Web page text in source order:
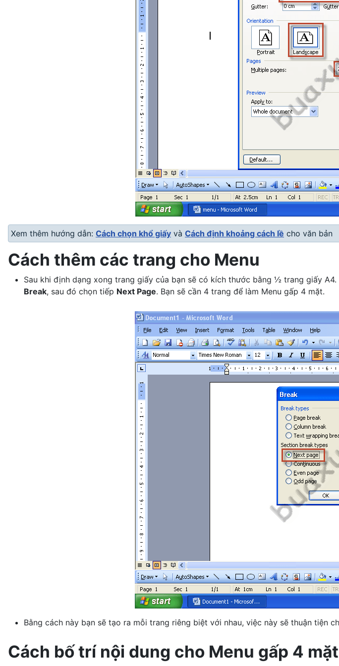
Xem thêm hướng dẫn: Cách chọn khổ giấy và Cách định khoảng cách lề cho văn bản
Cách thêm các trang cho Menu
Sau khi định dạng xong trang giấy của bạn sẽ có kích thước bằng ½ trang giấy
Break, sau đó chọn tiếp Next Page. Bạn sẽ cần 4 trang để làm Menu gấp 4 mặt.
Bằng cách này bạn sẽ tạo ra mỗi trang riêng biệt với nhau, việc này sẽ thuận tiện
Cách bố trí nội dung cho Menu gấp 4 mặt